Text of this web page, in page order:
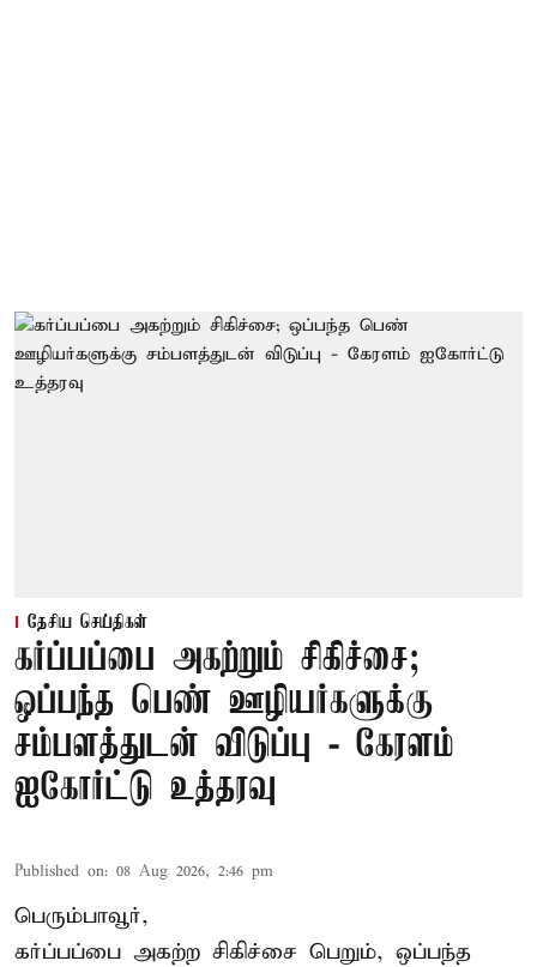
தேசிய செய்திகள்
கர்ப்பப்பை அகற்றும் சிகிச்சை;
ஒப்பந்த பெண் ஊழியர்களுக்கு
சம்பளத்துடன் விடுப்பு - கேரளம்
ஐகோர்ட்டு உத்தரவு
Published on: 08 Aug 2026, 2:46 pm
பெரும்பாவூர்,
கர்ப்பப்பை அகற்ற சிகிச்சை பெறும், ஒப்பந்த